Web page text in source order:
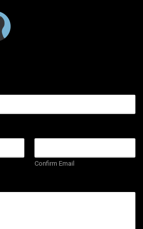
Confirm Email